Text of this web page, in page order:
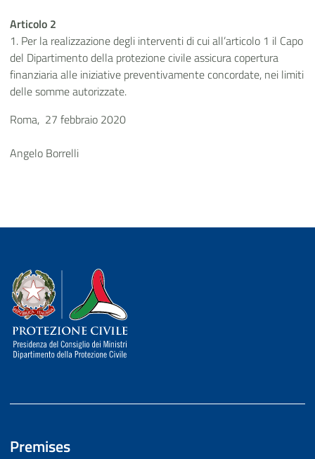
Articolo 2
1. Per la realizzazione degli interventi di cui all’articolo 1 il Capo
del Dipartimento della protezione civile assicura copertura
finanziaria alle iniziative preventivamente concordate, nei limiti
delle somme autorizzate.
Roma, 27 febbraio 2020
Angelo Borrelli
Dipartimento della Protezione Civile
Premises